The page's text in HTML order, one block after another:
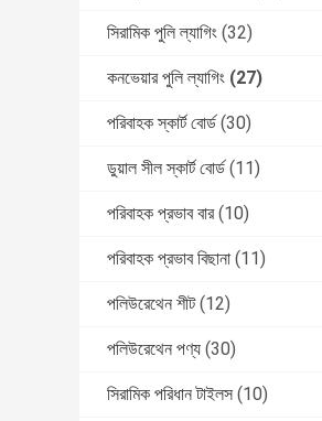
সিরামিক পুলি ল্যাগিং (32)
কনভেয়ার পুলি ল্যাগিং (27)
পরিবাহক স্কার্ট বোর্ড (30)
ডুয়াল সীল স্কার্ট বোর্ড (11)
পরিবাহক প্রভাব বার (10)
পরিবাহক প্রভাব বিছানা (11)
পলিউরেথেন শীট (12)
পলিউরেথেন পণ্য (30)
সিরামিক পরিধান টাইলস (10)